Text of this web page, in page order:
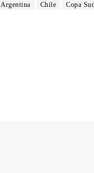
Argentina Chile Copa